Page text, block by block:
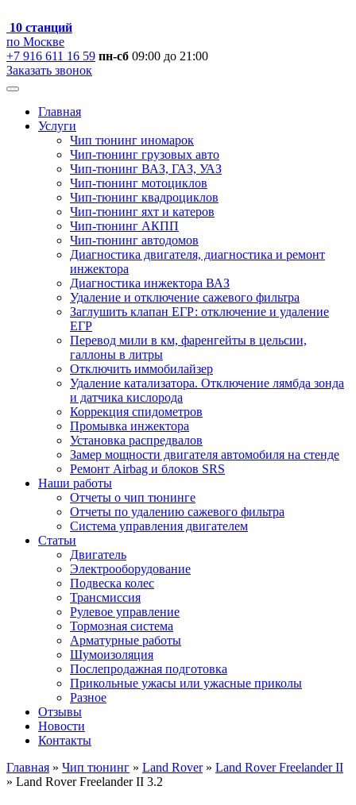
10 станций
по Москве
+7 916 611 16 59 пн-сб 09:00 до 21:00
Заказать звонок
Главная
Услуги
Чип тюнинг иномарок
Чип-тюнинг грузовых авто
Чип-тюнинг ВАЗ, ГАЗ, УАЗ
Чип-тюнинг мотоциклов
Чип-тюнинг квадроциклов
Чип-тюнинг яхт и катеров
Чип-тюнинг АКПП
Чип-тюнинг автодомов
Диагностика двигателя, диагностика и ремонт
инжектора
Диагностика инжектора ВАЗ
Удаление и отключение сажевого фильтра
Заглушить клапан ЕГР: отключение и удаление
ЕГР
Перевод мили в км, фаренгейты в цельсии,
галлоны в литры
Отключить иммобилайзер
Удаление катализатора. Отключение лямбда зонда
и датчика кислорода
Коррекция спидометров
Промывка инжектора
Установка распредвалов
Замер мощности двигателя автомобиля на стенде
Ремонт Airbag и блоков SRS
Наши работы
Отчеты о чип тюнинге
Отчеты по удалению сажевого фильтра
Система управления двигателем
Статьи
Двигатель
Электрооборудование
Подвеска колес
Трансмиссия
Рулевое управление
Тормозная система
Арматурные работы
Шумоизоляция
Послепродажная подготовка
Прикольные ужасы или ужасные приколы
Разное
Отзывы
Новости
Контакты
Главная » Чип тюнинг » Land Rover» Land Rover Freelander II
» Land Rover Freelander II 3.2